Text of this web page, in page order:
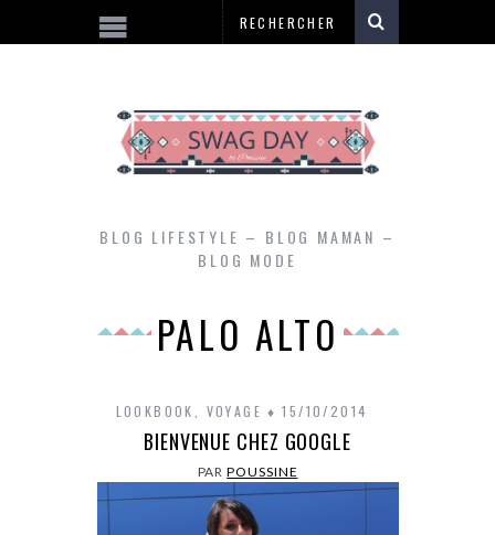
BLOG LIFESTYLE – BLOG MAMAN –
BLOG MODE
PALO ALTO
LOOKBOOK VOYAGE 15/10/2014
BIENVENUE CHEZ GOOGLE
PARPOUSSINE